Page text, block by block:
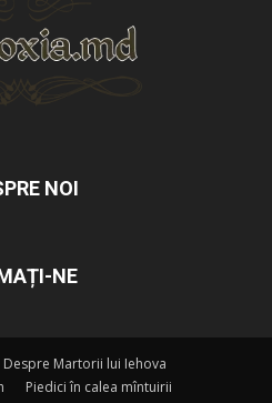
NOI
NE
Despre Martorii lui Iehova
Piedici în calea mîntuirii